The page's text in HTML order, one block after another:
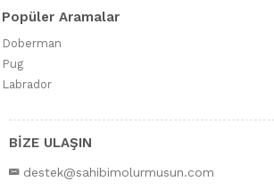
Popüler Aramalar
Doberman
Pug
Labrador
BİZE ULAŞIN
destek@sahibimolurmusun.com